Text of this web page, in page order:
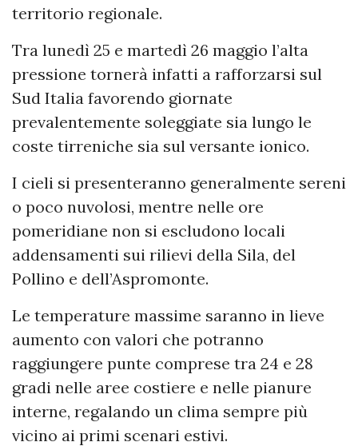
territorio regionale.
Tra lunedì 25 e martedì 26 maggio l’alta
pressione tornerà infatti a rafforzarsi sul
Sud Italia favorendo giornate
prevalentemente soleggiate sia lungo le
coste tirreniche sia sul versante ionico.
I cieli si presenteranno generalmente sereni
o poco nuvolosi, mentre nelle ore
pomeridiane non si escludono locali
addensamenti sui rilievi della Sila, del
Pollino e dell’Aspromonte.
Le temperature massime saranno in lieve
aumento con valori che potranno
raggiungere punte comprese tra 24 e 28
gradi nelle aree costiere e nelle pianure
interne, regalando un clima sempre più
vicino ai primi scenari estivi.